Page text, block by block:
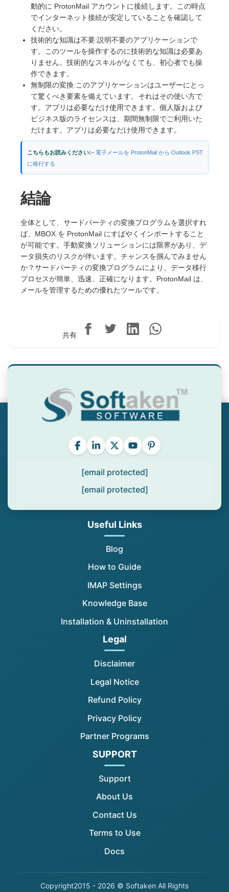
動的に ProtonMail アカウントに接続します。この時点
でインターネット接続が安定していることを確認して
ください。
技術的な知識は不要:説明不要のアプリケーションで
す。このツールを操作するのに技術的な知識は必要あ
りません。技術的なスキルがなくても、初心者でも操
作できます。
無制限の変換:このアプリケーションはユーザーにとっ
て驚くべき要素を備えています。それはその使い方で
す。アプリは必要なだけ使用できます。個人版および
ビジネス版のライセンスは、期間無制限でご利用いた
だけます。アプリは必要なだけ使用できます。
こちらもお読みください:– 電子メールを ProtonMail から Outlook PST
に移行する
結論
全体として、サードパーティの変換プログラムを選択すれ
ば、MBOX を ProtonMail にすばやくインポートすること
が可能です。手動変換ソリューションには限界があり、デ
ータ損失のリスクが伴います。チャンスを掴んでみません
か？サードパーティの変換プログラムにより、データ移行
プロセスが簡単、迅速、正確になります。ProtonMail は、
メールを管理するための優れたツールです。
共有
[email protected]
[email protected]
Useful Links
Blog
How to Guide
IMAP Settings
Knowledge Base
Installation & Uninstallation
Legal
Disclaimer
Legal Notice
Refund Policy
Privacy Policy
Partner Programs
SUPPORT
Support
About Us
Contact Us
Terms to Use
Docs
Copyright2015 - 2026 © Softaken All Rights